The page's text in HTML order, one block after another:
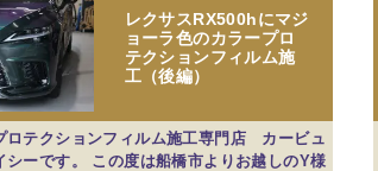
レクサスRX500hにマジ
ョーラ色のカラープロ
テクションフィルム施
工（後編）
ロテクションフィルム施工専門店 カービュ
シーです。 この度は船橋市よりお越しのY様